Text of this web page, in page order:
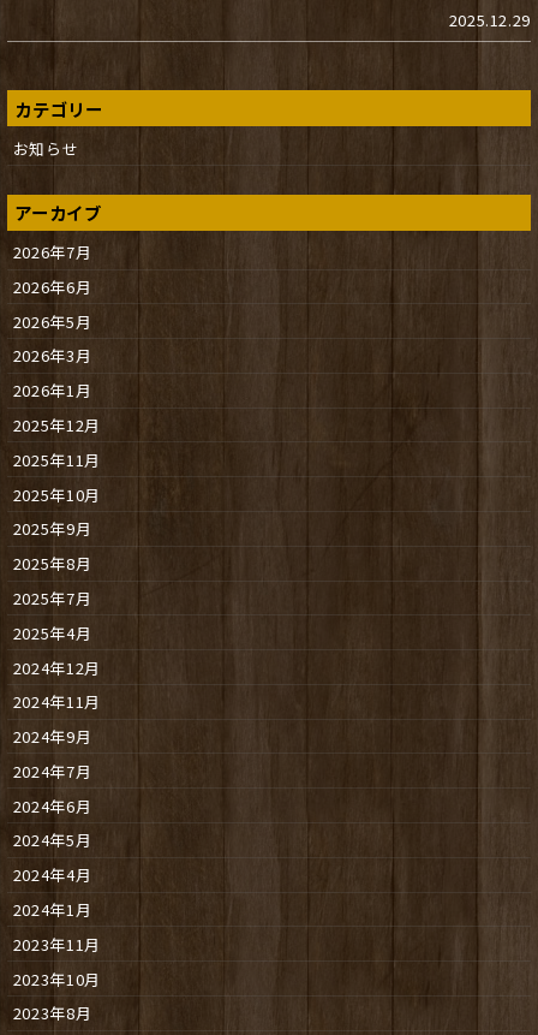
2025.12.29
カテゴリー
お知らせ
アーカイブ
2026年7月
2026年6月
2026年5月
2026年3月
2026年1月
2025年12月
2025年11月
2025年10月
2025年9月
2025年8月
2025年7月
2025年4月
2024年12月
2024年11月
2024年9月
2024年7月
2024年6月
2024年5月
2024年4月
2024年1月
2023年11月
2023年10月
2023年8月